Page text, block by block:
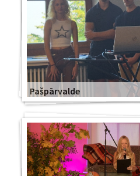
Pašpārvalde